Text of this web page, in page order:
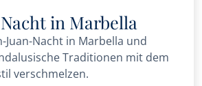
in Marbella
Juan-Nacht in Marbella und
Traditionen mit dem
verschmelzen.